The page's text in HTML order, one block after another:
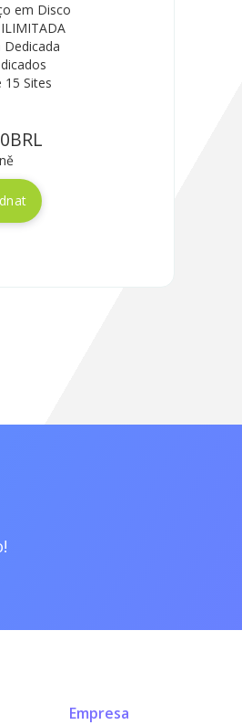
em Disco
15 Sites
Empresa